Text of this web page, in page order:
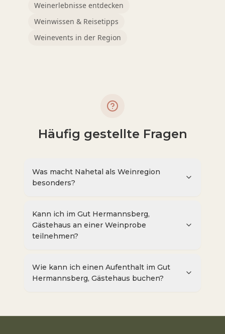
Weinerlebnisse entdecken
Weinwissen & Reisetipps
Weinevents in der Region
Häufig gestellte Fragen
Was macht Nahetal als Weinregion
besonders?
Kann ich im Gut Hermannsberg,
Gästehaus an einer Weinprobe
teilnehmen?
Wie kann ich einen Aufenthalt im Gut
Hermannsberg, Gästehaus buchen?